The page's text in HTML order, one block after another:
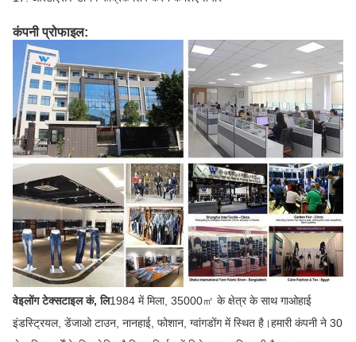
कंपनी प्रोफाइल:
वेइलोंग टेक्सटाइल कं, लि1984 में मिला, 35000㎡ के क्षेत्र के साथ गाओहाई
इंडस्ट्रियल, डेंजाओ टाउन, नानहाई, फोशान, ग्वांगडोंग में स्थित है।हमारी कंपनी ने 30